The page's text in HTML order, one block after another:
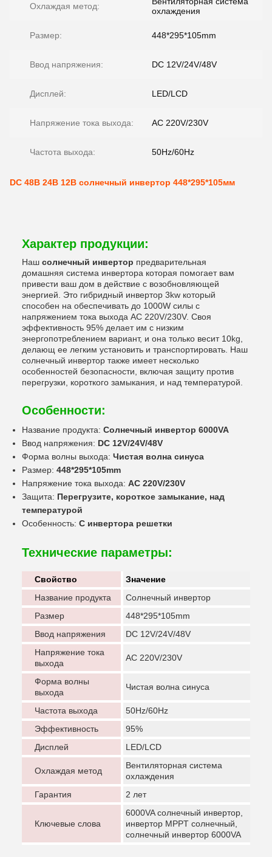
Охлаждая метод:
охлаждения
Размер: 448*295*105mm
Ввод напряжения: DC 12V/24V/48V
Дисплей: LED/LCD
Напряжение тока выхода: AC 220V/230V
Частота выхода: 50Hz/60Hz
DC 48В 24В 12В солнечный инвертор 448*295*105мм
Характер продукции:
Наш солнечный инвертор предварительная
домашняя система инвертора которая помогает вам
привести ваш дом в действие с возобновляющей
энергией. Это гибридный инвертор 3kw который
способен на обеспечивать до 1000W силы с
напряжением тока выхода AC 220V/230V. Своя
эффективность 95% делает им с низким
энергопотреблением вариант, и она только весит 10kg,
делающ ее легким установить и транспортировать. Наш
солнечный инвертор также имеет несколько
особенностей безопасности, включая защиту против
перегрузки, короткого замыкания, и над температурой.
Особенности:
Название продукта: Солнечный инвертор 6000VA
Ввод напряжения: DC 12V/24V/48V
Форма волны выхода: Чистая волна синуса
Размер: 448*295*105mm
Напряжение тока выхода: AC 220V/230V
Защита: Перегрузите, короткое замыкание, над
температурой
Особенность: С инвертора решетки
Технические параметры:
Свойство
Значение
Название продукта
Солнечный инвертор
Размер
448*295*105mm
Ввод напряжения
DC 12V/24V/48V
Напряжение тока
выхода
AC 220V/230V
Форма волны
выхода
Чистая волна синуса
Частота выхода
50Hz/60Hz
Эффективность
95%
Дисплей
LED/LCD
Охлаждая метод
Вентиляторная система
охлаждения
Гарантия
2 лет
Ключевые слова
6000VA солнечный инвертор,
инвертор MPPT солнечный,
солнечный инвертор 6000VA